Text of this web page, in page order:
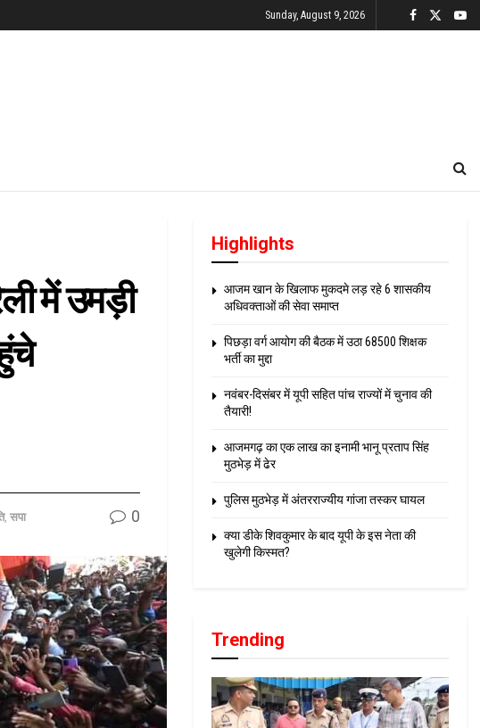
Sunday, August 9, 2026
में उमड़ी
, सपा 0
Highlights
आजम खान के खिलाफ मुकदमे लड़ रहे 6 शासकीय
अधिवक्ताओं की सेवा समाप्त
पिछड़ा वर्ग आयोग की बैठक में उठा 68500 शिक्षक
भर्ती का मुद्दा
नवंबर-दिसंबर में यूपी सहित पांच राज्यों में चुनाव की
तैयारी!
आजमगढ़ का एक लाख का इनामी भानू प्रताप सिंह
मुठभेड़ में ढेर
पुलिस मुठभेड़ में अंतरराज्यीय गांजा तस्कर घायल
क्या डीके शिवकुमार के बाद यूपी के इस नेता की
खुलेगी किस्मत?
Trending